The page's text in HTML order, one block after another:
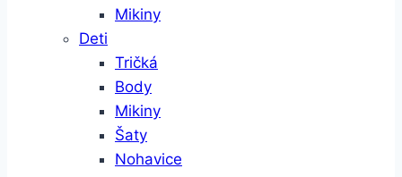
Mikiny
Deti
Tričká
Body
Mikiny
Šaty
Nohavice